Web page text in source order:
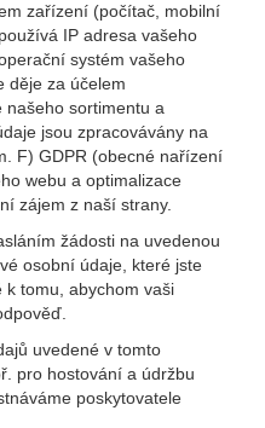
zařízení (počítač, mobilní
IP adresa vašeho
systém vašeho
děje za účelem
našeho sortimentu a
jsou zpracovávány na
F) GDPR (obecné nařízení
webu a optimalizace
zájem z naší strany.
žádosti na uvedenou
osobní údaje, které jste
k tomu, abychom vaši
uvedené v tomto
pro hostování a údržbu
poskytovatele